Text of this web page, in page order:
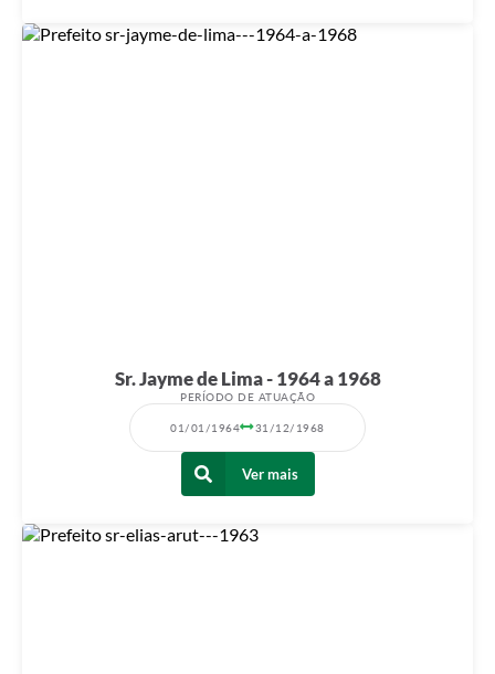
Sr. Jayme de Lima - 1964 a 1968
PERÍODO DE ATUAÇÃO
01/01/1964 31/12/1968
Ver mais